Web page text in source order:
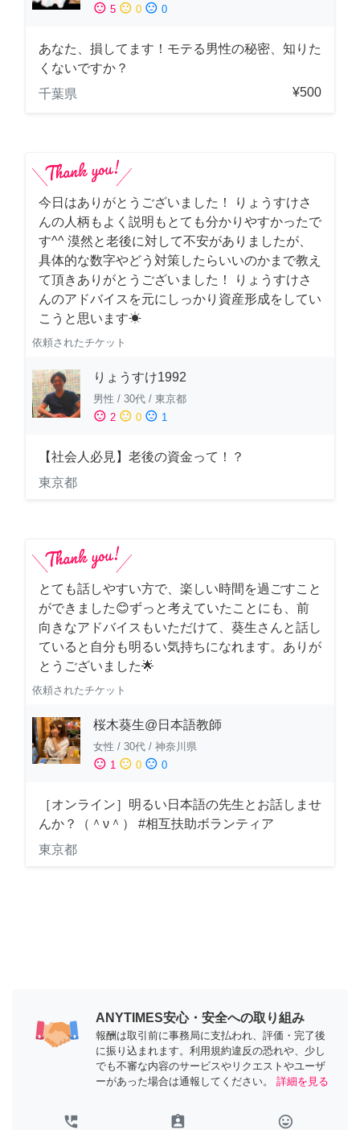
sentiment_satisfied 5 sentiment_neutral 0 sentiment_dissatisfied 0
あなた、損してます！モテる男性の秘密、知りた
くないですか？
千葉県
¥500
今日はありがとうございました！ りょうすけさ
んの人柄もよく説明もとても分かりやすかったで
す^^ 漠然と老後に対して不安がありましたが、
具体的な数字やどう対策したらいいのかまで教え
て頂きありがとうございました！ りょうすけさ
んのアドバイスを元にしっかり資産形成をしてい
こうと思います☀︎
依頼されたチケット
りょうすけ1992
男性 / 30代 / 東京都
sentiment_satisfied 2 sentiment_neutral 0 sentiment_dissatisfied 1
【社会人必見】老後の資金って！？
東京都
とても話しやすい方で、楽しい時間を過ごすこと
ができました😊ずっと考えていたことにも、前
向きなアドバイスもいただけて、葵生さんと話し
ていると自分も明るい気持ちになれます。ありが
とうございました🌟
依頼されたチケット
桜木葵生@日本語教師
女性 / 30代 / 神奈川県
sentiment_satisfied 1 sentiment_neutral 0 sentiment_dissatisfied 0
［オンライン］明るい日本語の先生とお話しませ
んか？（＾ν＾） #相互扶助ボランティア
東京都
ANYTIMES安心・安全への取り組み
報酬は取引前に事務局に支払われ、評価・完了後
に振り込まれます。利用規約違反の恐れや、少し
でも不審な内容のサービスやリクエストやユーザ
ーがあった場合は通報してください。
詳細を見る
perm_phone_msg assignment_ind tag_faces